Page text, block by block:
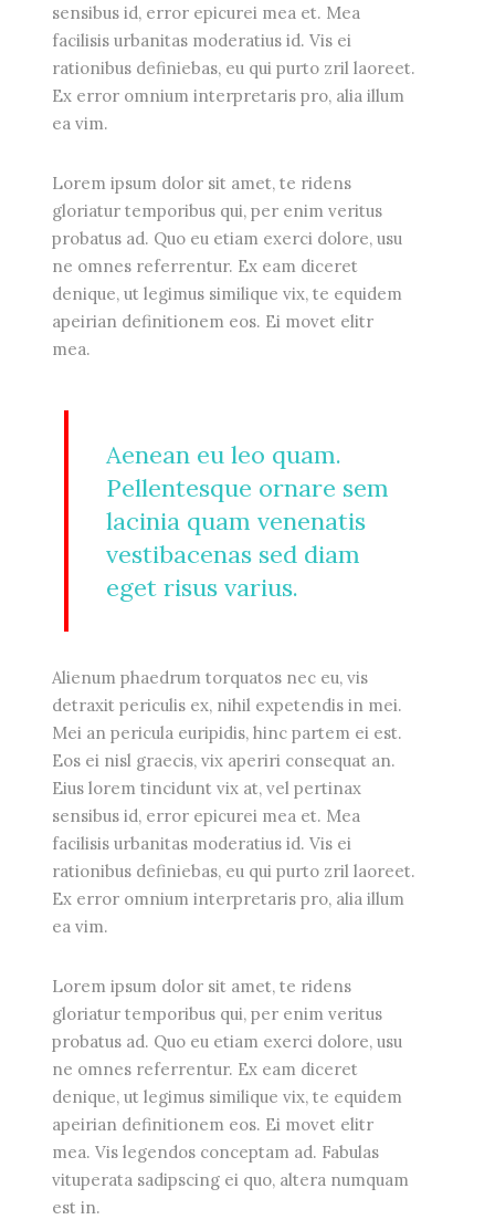
sensibus id, error epicurei mea et. Mea
facilisis urbanitas moderatius id. Vis ei
rationibus definiebas, eu qui purto zril laoreet.
Ex error omnium interpretaris pro, alia illum
ea vim.
Lorem ipsum dolor sit amet, te ridens
gloriatur temporibus qui, per enim veritus
probatus ad. Quo eu etiam exerci dolore, usu
ne omnes referrentur. Ex eam diceret
denique, ut legimus similique vix, te equidem
apeirian definitionem eos. Ei movet elitr
mea.
Aenean eu leo quam.
Pellentesque ornare sem
lacinia quam venenatis
vestibacenas sed diam
eget risus varius.
Alienum phaedrum torquatos nec eu, vis
detraxit periculis ex, nihil expetendis in mei.
Mei an pericula euripidis, hinc partem ei est.
Eos ei nisl graecis, vix aperiri consequat an.
Eius lorem tincidunt vix at, vel pertinax
sensibus id, error epicurei mea et. Mea
facilisis urbanitas moderatius id. Vis ei
rationibus definiebas, eu qui purto zril laoreet.
Ex error omnium interpretaris pro, alia illum
ea vim.
Lorem ipsum dolor sit amet, te ridens
gloriatur temporibus qui, per enim veritus
probatus ad. Quo eu etiam exerci dolore, usu
ne omnes referrentur. Ex eam diceret
denique, ut legimus similique vix, te equidem
apeirian definitionem eos. Ei movet elitr
mea. Vis legendos conceptam ad. Fabulas
vituperata sadipscing ei quo, altera numquam
est in.